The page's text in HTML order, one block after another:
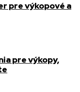
pre výkopové a
pre výkopy,